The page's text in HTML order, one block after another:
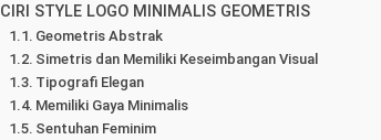
CIRI STYLE LOGO MINIMALIS GEOMETRIS
Geometris Abstrak
Simetris dan Memiliki Keseimbangan Visual
Tipografi Elegan
Memiliki Gaya Minimalis
Sentuhan Feminim